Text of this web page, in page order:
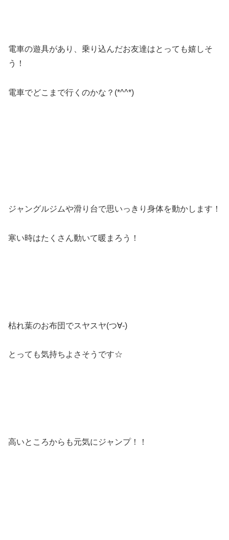
電車の遊具があり、乗り込んだお友達はとっても嬉しそ
う！
電車でどこまで行くのかな？(*^^*)
ジャングルジムや滑り台で思いっきり身体を動かします！
寒い時はたくさん動いて暖まろう！
枯れ葉のお布団でスヤスヤ(つ∀-)
とっても気持ちよさそうです☆
高いところからも元気にジャンプ！！